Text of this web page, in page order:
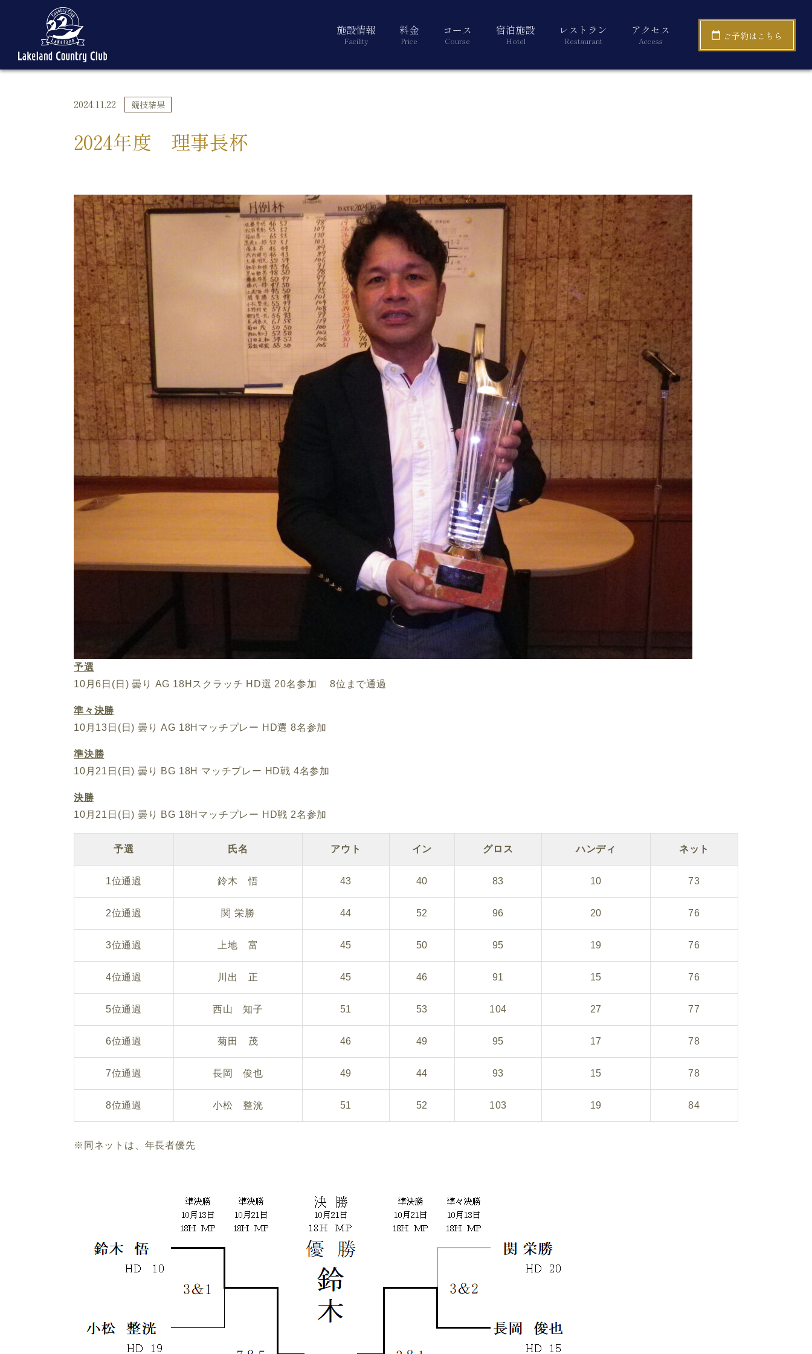
施設情報 料金 コース 宿泊施設 レストラン アクセス ご予約はこちら
TOP
2024.11.22 競技結果
2024年度 理事長杯
予選
10月6日(日) 曇り AG 18Hスクラッチ HD選 20名参加 8位まで通過
準々決勝
10月13日(日) 曇り AG 18Hマッチプレー HD選 8名参加
準決勝
10月21日(日) 曇り BG 18H マッチプレー HD戦 4名参加
決勝
10月21日(日) 曇り BG 18Hマッチプレー HD戦 2名参加
予選 氏名 アウト イン グロス ハンディ ネット
1位通過 鈴木 悟 43 40 83 10 73
2位通過 関 栄勝 44 52 96 20 76
3位通過 上地 富 45 50 95 19 76
4位通過 川出 正 45 46 91 15 76
5位通過 西山 知子 51 53 104 27 77
6位通過 菊田 茂 46 49 95 17 78
7位通過 長岡 俊也 49 44 93 15 78
8位通過 小松 整洸 51 52 103 19 84
※同ネットは、年長者優先